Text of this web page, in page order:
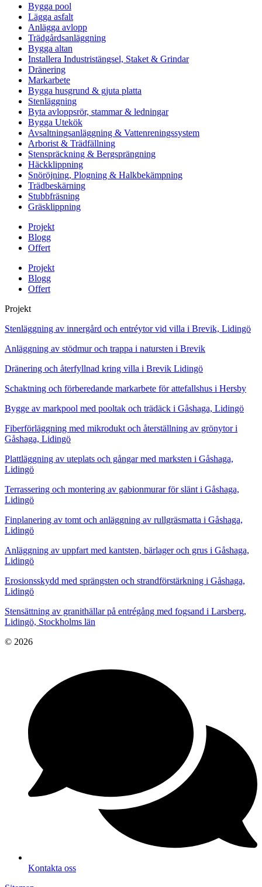
Bygga pool
Lägga asfalt
Anlägga avlopp
Trädgårdsanläggning
Bygga altan
Installera Industristängsel, Staket & Grindar
Dränering
Markarbete
Bygga husgrund & gjuta platta
Stenläggning
Byta avloppsrör, stammar & ledningar
Bygga Utekök
Avsaltningsanläggning & Vattenreningssystem
Arborist & Trädfällning
Stenspräckning & Bergsprängning
Häckklippning
Snöröjning, Plogning & Halkbekämpning
Trädbeskärning
Stubbfräsning
Gräsklippning
Projekt
Blogg
Offert
Projekt
Blogg
Offert
Projekt
Stenläggning av innergård och entréytor vid villa i Brevik, Lidingö
Anläggning av stödmur och trappa i natursten i Brevik
Dränering och återfyllnad kring villa i Brevik Lidingö
Schaktning och förberedande markarbete för attefallshus i Hersby
Bygge av markpool med pooltak och trädäck i Gåshaga, Lidingö
Fiberförläggning med mikrodukt och återställning av grönytor i
Gåshaga, Lidingö
Plattläggning av uteplats och gångar med marksten i Gåshaga,
Lidingö
Terrassering och montering av gabionmurar för slänt i Gåshaga,
Lidingö
Finplanering av tomt och anläggning av rullgräsmatta i Gåshaga,
Lidingö
Anläggning av uppfart med kantsten, bärlager och grus i Gåshaga,
Lidingö
Erosionsskydd med sprängsten och strandförstärkning i Gåshaga,
Lidingö
Stensättning av granithällar på entrégång med fogsand i Larsberg,
Lidingö, Stockholms län
© 2026
Kontakta oss